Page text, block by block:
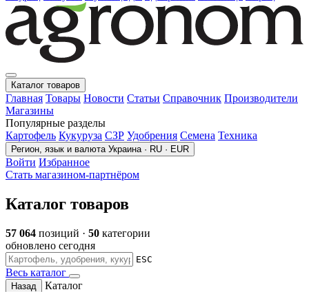
Каталог товаров
Главная Товары Новости Статьи Справочник Производители
Магазины
Популярные разделы
Картофель Кукуруза СЗР Удобрения Семена Техника
Регион, язык и валюта Украина · RU · EUR
Войти Избранное
Стать магазином-партнёром
Каталог товаров
57 064 позиций · 50 категории
обновлено сегодня
ESC
Весь каталог
Назад
Каталог